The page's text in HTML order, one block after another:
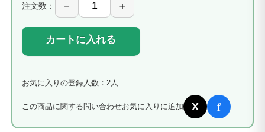
注文数：
カートに入れる
お気に入りの登録人数：2人
この商品に関する問い合わせお気に入りに追加 X f